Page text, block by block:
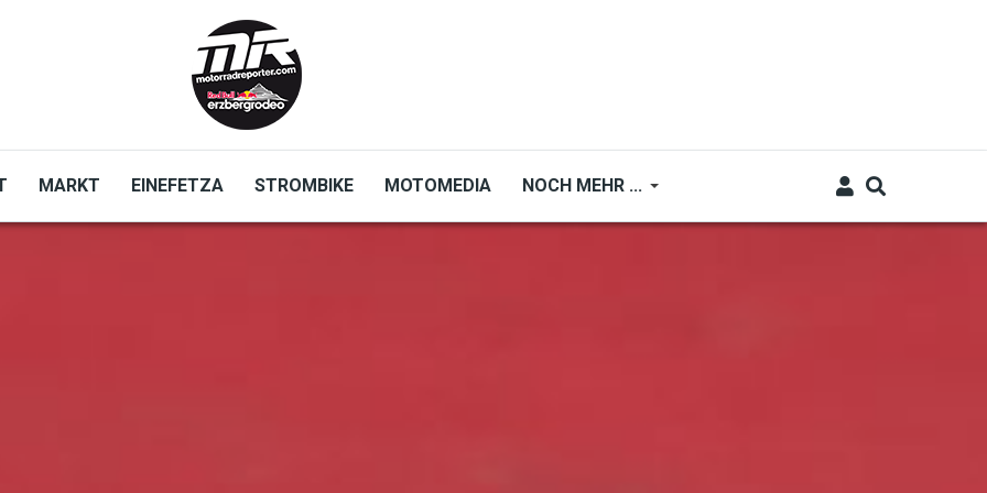
MARKT EINEFETZA STROMBIKE MOTOMEDIA NOCH MEHR ...